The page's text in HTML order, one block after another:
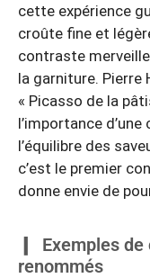
cette expérience
croûte fine et
contraste
la garniture. Pierre
« Picasso de la
l’importance
l’équilibre des
c’est le premier
donne envie de
Exemples
renommés